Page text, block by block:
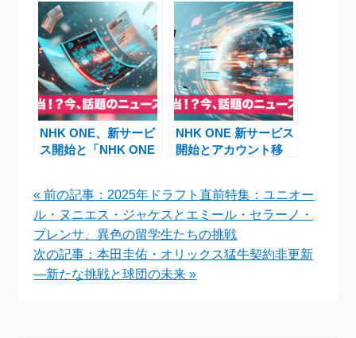
描く未来像
タクシー』豪華キャス
ト最新作の全貌
NHK ONE、新サービ
ス開始と「NHK ONE
季が案内する最新ニュ
ース
NHK ONE 新サービス
開始とアカウント移
« 前の記事：2025年ドラフト直前特集：ユニオー
ル・ヌニエス・ジャケスとエミール・セラーノ・
プレンサ、異色の留学生たちの挑戦
次の記事：本田圭佑・オリックス猛牛契約非更新
―新たな挑戦と球団の未来 »